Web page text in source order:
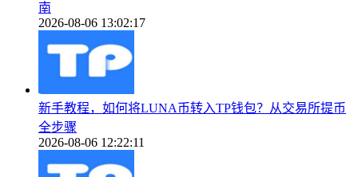
南
2026-08-06 13:02:17
新手教程，如何将LUNA币转入TP钱包？从交易所提币
全步骤
2026-08-06 12:22:11